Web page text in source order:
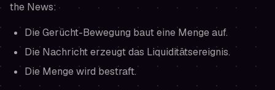
the News:
Die Gerücht-Bewegung baut eine Menge auf.
Die Nachricht erzeugt das Liquiditätsereignis.
Die Menge wird bestraft.